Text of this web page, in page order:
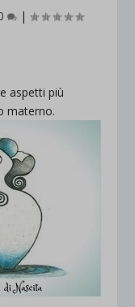
|
aspetti più
materno.